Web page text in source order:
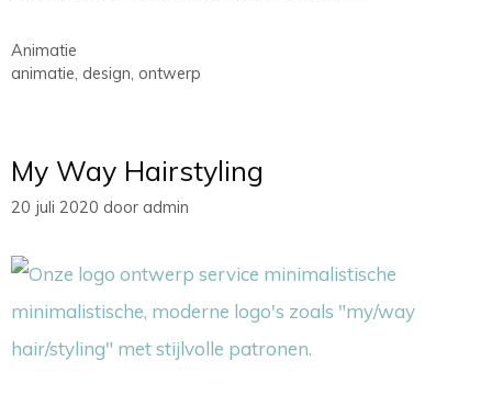
Categorieën
Animatie
Tags
animatie design ontwerp
My Way Hairstyling
20 juli 2020 door admin